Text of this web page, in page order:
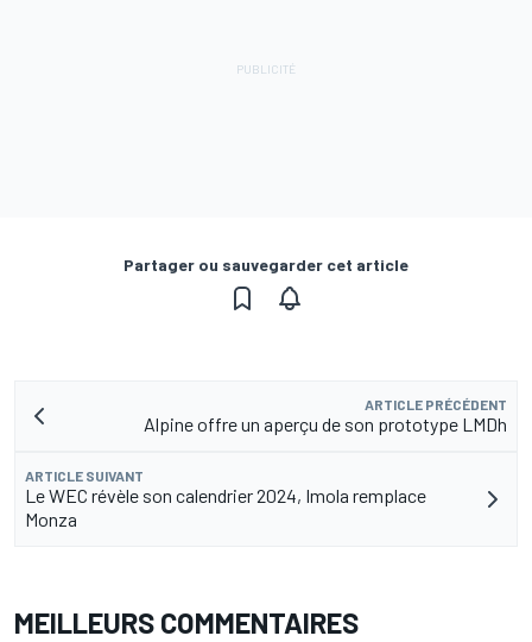
Partager ou sauvegarder cet article
ARTICLE PRÉCÉDENT
Alpine offre un aperçu de son prototype LMDh
ARTICLE SUIVANT
Le WEC révèle son calendrier 2024, Imola remplace
Monza
MEILLEURS COMMENTAIRES